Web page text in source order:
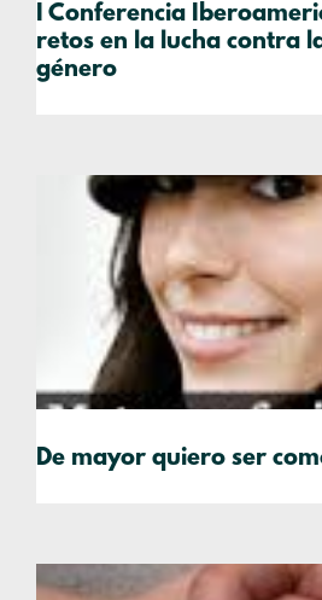
I Conferencia
retos en la lucha contra
género
De mayor quiero ser